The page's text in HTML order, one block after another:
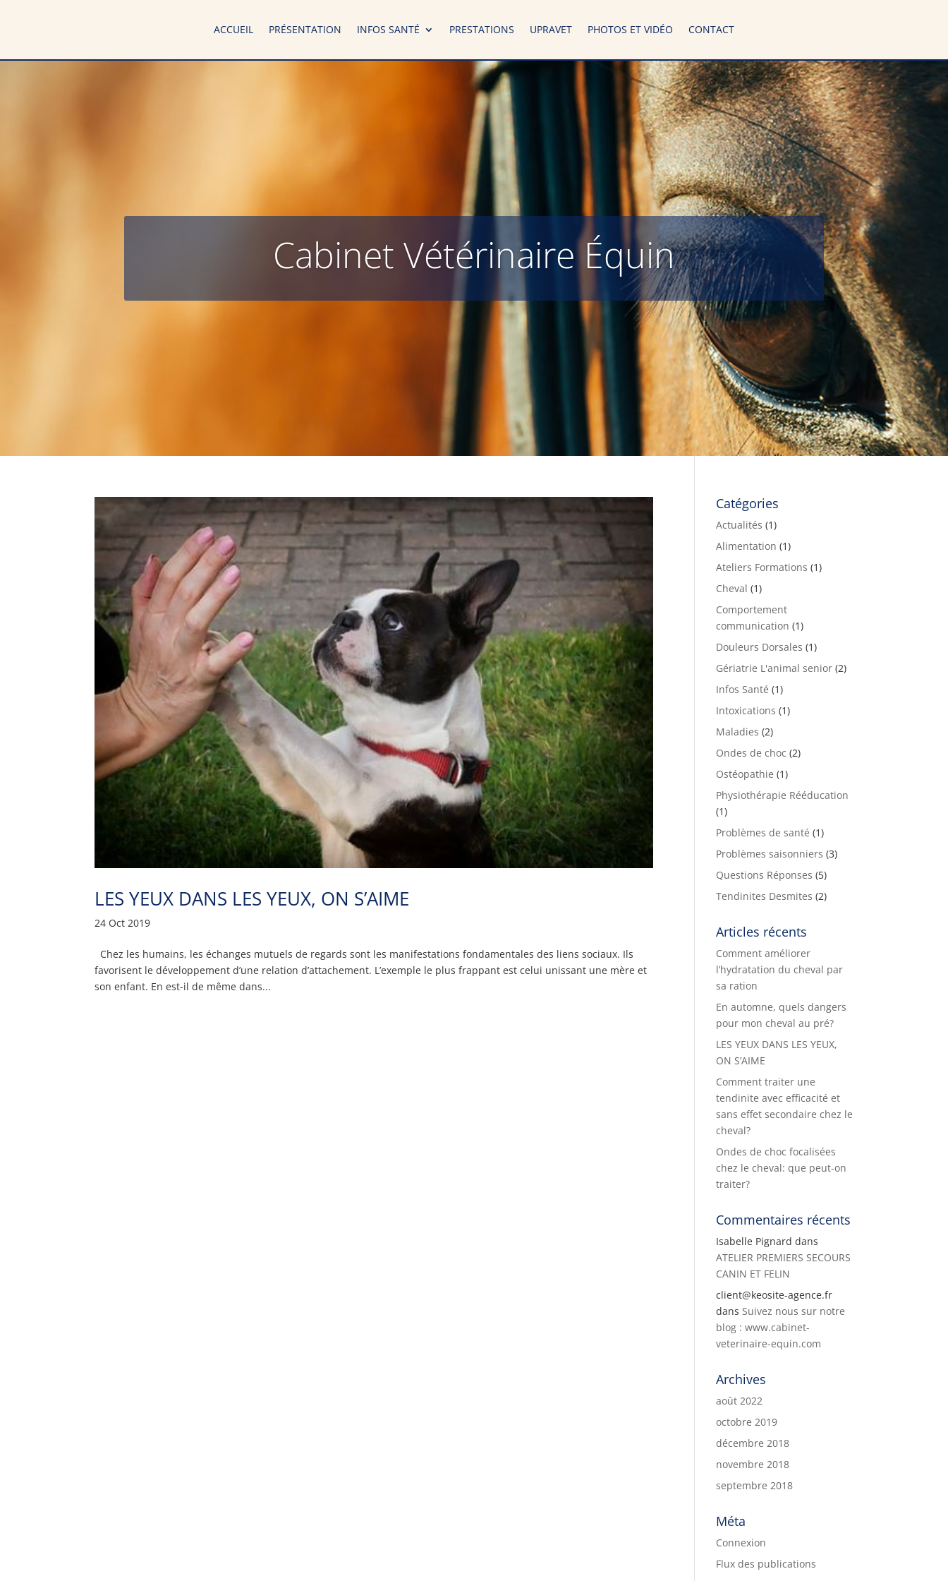
ACCUEIL PRÉSENTATION INFOS SANTÉ PRESTATIONS UPRAVET PHOTOS ET VIDÉO CONTACT
Cabinet Vétérinaire Équin
LES YEUX DANS LES YEUX, ON S’AIME
24 Oct 2019
Chez les humains, les échanges mutuels de regards sont les manifestations fondamentales des liens sociaux. Ils
favorisent le développement d’une relation d’attachement. L’exemple le plus frappant est celui unissant une mère et
son enfant. En est-il de même dans...
Catégories
Actualités (1)
Alimentation (1)
Ateliers Formations (1)
Cheval (1)
Comportement
communication (1)
Douleurs Dorsales (1)
Gériatrie L'animal senior (2)
Infos Santé (1)
Intoxications (1)
Maladies (2)
Ondes de choc (2)
Ostéopathie (1)
Physiothérapie Rééducation
(1)
Problèmes de santé (1)
Problèmes saisonniers (3)
Questions Réponses (5)
Tendinites Desmites (2)
Articles récents
Comment améliorer
l’hydratation du cheval par
sa ration
En automne, quels dangers
pour mon cheval au pré?
LES YEUX DANS LES YEUX,
ON S’AIME
Comment traiter une
tendinite avec efficacité et
sans effet secondaire chez le
cheval?
Ondes de choc focalisées
chez le cheval: que peut-on
traiter?
Commentaires récents
Isabelle Pignard dans
ATELIER PREMIERS SECOURS
CANIN ET FELIN
client@keosite-agence.fr
dans Suivez nous sur notre
blog : www.cabinet-
veterinaire-equin.com
Archives
août 2022
octobre 2019
décembre 2018
novembre 2018
septembre 2018
Méta
Connexion
Flux des publications